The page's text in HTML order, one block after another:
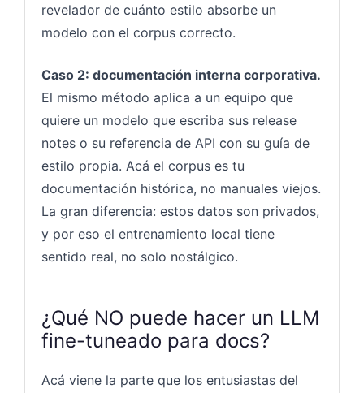
revelador de cuánto estilo absorbe un
modelo con el corpus correcto.
Caso 2: documentación interna corporativa.
El mismo método aplica a un equipo que
quiere un modelo que escriba sus release
notes o su referencia de API con su guía de
estilo propia. Acá el corpus es tu
documentación histórica, no manuales viejos.
La gran diferencia: estos datos son privados,
y por eso el entrenamiento local tiene
sentido real, no solo nostálgico.
¿Qué NO puede hacer un LLM
fine-tuneado para docs?
Acá viene la parte que los entusiastas del